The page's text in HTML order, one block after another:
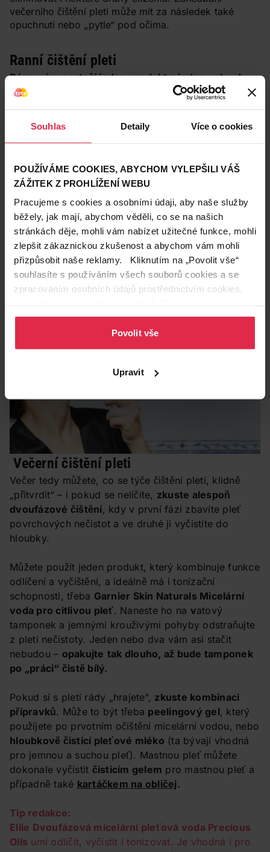
Souhlas Detaily Více o cookies
POUŽÍVÁME COOKIES, ABYCHOM VYLEPŠILI VÁŠ
ZÁŽITEK Z PROHLÍŽENÍ WEBU
Pracujeme s cookies a osobními údaji, aby naše služby
běžely, jak mají, abychom věděli, co se na našich
stránkách děje, mohli vám nabízet užitečné funkce, mohli
zlepšit zákaznickou zkušenost a abychom vám mohli
přizpůsobit naše reklamy. Kliknutím na „Povolit vše“
souhlasíte s používáním všech souborů cookies a se
zpracováním osobních údajů prostřednictvím cookies.
osobních údajů.
Povolit vše
Upravit
večerního čištění pleti může mít za následek také
opuchnutí nebo „pytle“ pod očima.
Ranní čištění pleti
Ráno vám postačí jeden produkt a jeden nebo dva
pleťové tamponky
. Produkt volte podle toho, co si
produkt pro mastnou pleť, který umí dobře vyčistit
a nedovolí, aby se v nich přes den množily
produkt (tonikum) na stažení pórů. Normální a suché
pletipostačí hydratační čisticí mléko nebo micelární
dalších produktů.
Tip redakce:
Ellie Young čisticí pleťová voda Anti-Spot
Cleansing Toners obsahem kyseliny salicylové a
panthenolu čistí a stahuje póry a zklidňuje mastnou a
problematickou pleť. Ellie Hydratační pleťová voda
Večerní čištění pleti
Večer tedy můžete, co se týče čištění pleti, klidně
„přitvrdit“ – i pokud se nelíčíte, zkuste alespoň
dvoufázové čištění, kdy v první fázi zbavíte pleť
povrchových nečistot a ve druhé ji vyčistíte do
hloubky.
Můžete použít jeden produkt, který kombinuje funkce
odlíčení a vyčištění, a ideálně má i tonizační
schopnosti, třeba Garnier Skin Naturals Micelární
voda pro citlivou pleť. Naneste ho na vatový
tamponek a jemnými krouživými pohyby odstraňujte
z pleti nečistoty. Jeden nebo dva vám asi stačit
nebudou – opakujte tak dlouho, až bude tamponek
po „práci“ čistě bílý.
Pokud si s pletí rády „hrajete“, zkuste kombinaci
přípravků. Může to být třeba peelingový gel, který
použijete po prvotním očištění micelární vodou, nebo
hloubkově čisticí pleťové mléko (ta bývají vhodná
pro jemnou a suchou pleť). Mastnou pleť můžete
dokonale vyčistit čisticím gelem pro mastnou pleť a
případně také kartáčkem na obličej.
Tip redakce:
Ellie Dvoufázová micelární pleťová voda Precious
Oils umí odlíčit, vyčistit i tonizovat. Je vhodná i pro